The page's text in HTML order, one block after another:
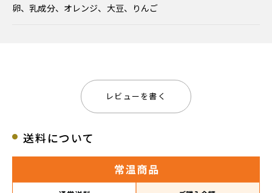
卵、乳成分、オレンジ、大豆、りんご
レビューを書く
送料について